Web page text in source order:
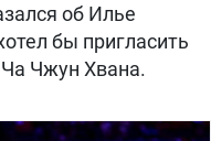
об Илье
бы пригласить
Чжун Хвана.